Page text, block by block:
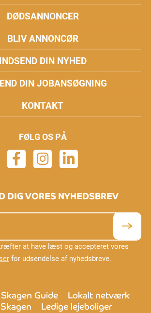
DØDSANNONCER
BLIV ANNONCØR
INDSEND DIN NYHED
DIN JOBANSØGNING
KONTAKT
FØLG OS PÅ
DIG VORES NYHEDSBREV
at have læst og accepteret vores
for udsendelse af nyhedsbreve.
Skagen Guide
Lokalt netværk
Ledige lejeboliger